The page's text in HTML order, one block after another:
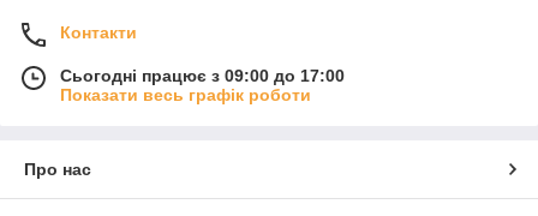
Контакти
Сьогодні працює з 09:00 до 17:00
Показати весь графік роботи
Про нас